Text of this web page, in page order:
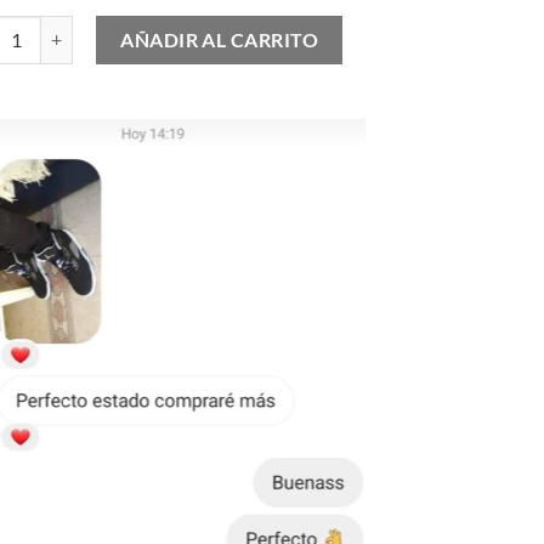
1 "Denim" cantidadAÑADIR AL CARRITO